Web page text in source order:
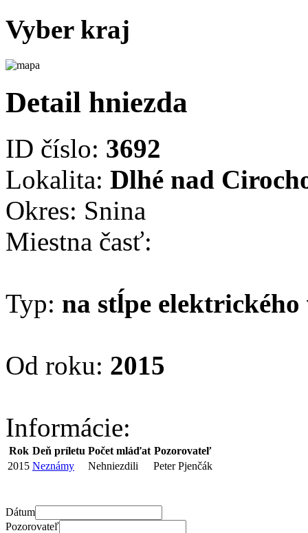
Vyber kraj
Detail hniezda
ID číslo: 3692
Lokalita: Dlhé nad
Okres: Snina
Miestna časť:
Typ: na stĺpe elektrického
Od roku: 2015
Informácie:
Rok Deň príletu Počet mláďat Pozorovateľ
2015 Neznámy Nehniezdili Peter Pjenčák
Dátum
Pozorovateľ